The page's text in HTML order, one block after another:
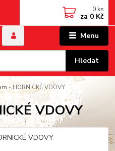
Menu
Hledat
0 ks
za 0 Kč
- HORNICKÉ VDOVY
VDOVY